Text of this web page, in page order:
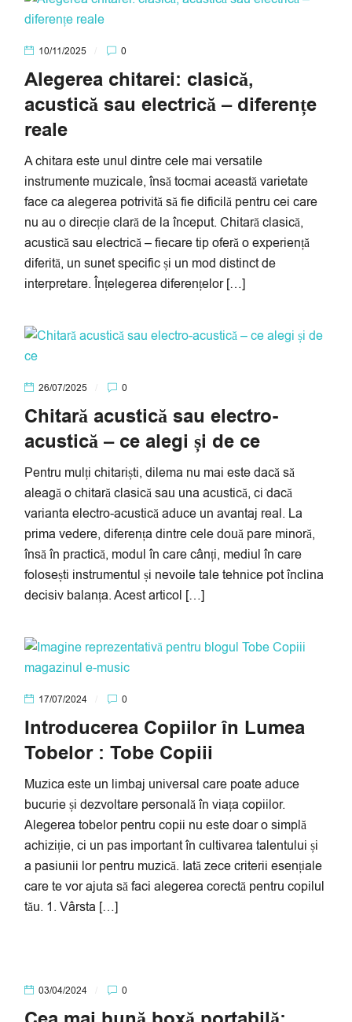
10/11/2025 0
Alegerea chitarei: clasică,
acustică sau electrică – diferențe
reale
A chitara este unul dintre cele mai versatile
instrumente muzicale, însă tocmai această varietate
face ca alegerea potrivită să fie dificilă pentru cei care
nu au o direcție clară de la început. Chitară clasică,
acustică sau electrică – fiecare tip oferă o experiență
diferită, un sunet specific și un mod distinct de
interpretare. Înțelegerea diferențelor […]
26/07/2025 0
Chitară acustică sau electro-
acustică – ce alegi și de ce
Pentru mulți chitariști, dilema nu mai este dacă să
aleagă o chitară clasică sau una acustică, ci dacă
varianta electro-acustică aduce un avantaj real. La
prima vedere, diferența dintre cele două pare minoră,
însă în practică, modul în care cânți, mediul în care
folosești instrumentul și nevoile tale tehnice pot înclina
decisiv balanța. Acest articol […]
17/07/2024 0
Introducerea Copiilor în Lumea
Tobelor : Tobe Copiii
Muzica este un limbaj universal care poate aduce
bucurie și dezvoltare personală în viața copiilor.
Alegerea tobelor pentru copii nu este doar o simplă
achiziție, ci un pas important în cultivarea talentului și
a pasiunii lor pentru muzică. Iată zece criterii esențiale
care te vor ajuta să faci alegerea corectă pentru copilul
tău. 1. Vârsta […]
03/04/2024 0